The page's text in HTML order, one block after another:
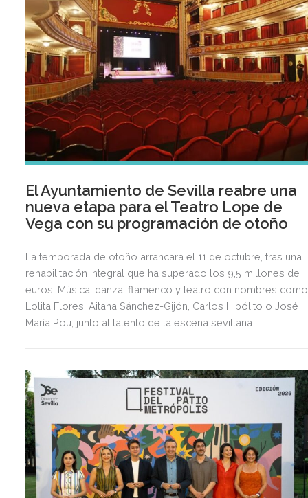
El Ayuntamiento de Sevilla reabre una
nueva etapa para el Teatro Lope de
Vega con su programación de otoño
La temporada de otoño arrancará el 11 de octubre, tras una
rehabilitación integral que ha superado los 9,5 millones de
euros. Música, danza, flamenco y teatro con nombres
Lolita Flores, Aitana Sánchez-Gijón, Carlos Hipólito o José
María Pou, junto al talento de la escena sevillana.